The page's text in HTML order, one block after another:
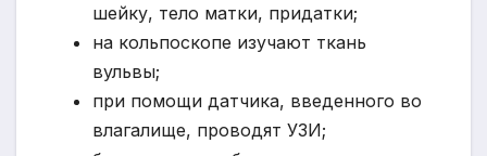
шейку, тело матки, придатки;
на кольпоскопе изучают ткань
вульвы;
при помощи датчика, введенного во
влагалище, проводят УЗИ;